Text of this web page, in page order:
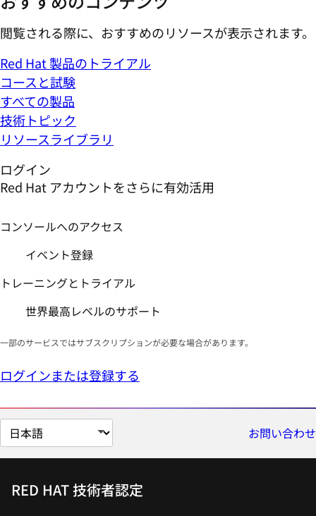
閲覧される際に、おすすめのリソースが表示されます。
Red Hat 製品のトライアル
コースと試験
すべての製品
技術トピック
リソースライブラリ
ログイン
Red Hat アカウントをさらに有効活用
コンソールへのアクセス
イベント登録
トレーニングとトライアル
世界最高レベルのサポート
一部のサービスではサブスクリプションが必要な場合があります。
ログインまたは登録する
ペ
ー
お問い合わせ
RED HAT 技術者認定